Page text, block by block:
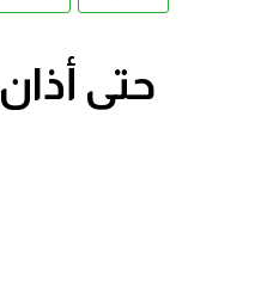
حتى أذان